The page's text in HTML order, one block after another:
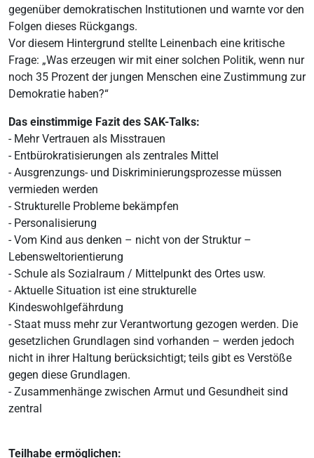
gegenüber demokratischen Institutionen und warnte vor den
Folgen dieses Rückgangs.
Vor diesem Hintergrund stellte Leinenbach eine kritische
Frage: „Was erzeugen wir mit einer solchen Politik, wenn nur
noch 35 Prozent der jungen Menschen eine Zustimmung zur
Demokratie haben?“
Das einstimmige Fazit des SAK-Talks:
- Mehr Vertrauen als Misstrauen
- Entbürokratisierungen als zentrales Mittel
- Ausgrenzungs- und Diskriminierungsprozesse müssen
vermieden werden
- Strukturelle Probleme bekämpfen
- Personalisierung
- Vom Kind aus denken – nicht von der Struktur –
Lebensweltorientierung
- Schule als Sozialraum / Mittelpunkt des Ortes usw.
- Aktuelle Situation ist eine strukturelle
Kindeswohlgefährdung
- Staat muss mehr zur Verantwortung gezogen werden. Die
gesetzlichen Grundlagen sind vorhanden – werden jedoch
nicht in ihrer Haltung berücksichtigt; teils gibt es Verstöße
gegen diese Grundlagen.
- Zusammenhänge zwischen Armut und Gesundheit sind
zentral
Teilhabe ermöglichen: